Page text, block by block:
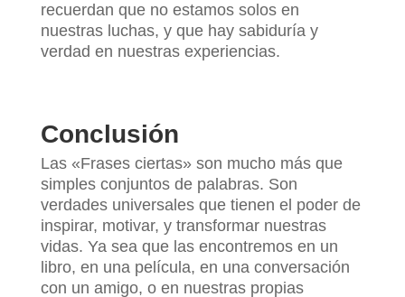
recuerdan que no estamos solos en
nuestras luchas, y que hay sabiduría y
verdad en nuestras experiencias.
Conclusión
Las «Frases ciertas» son mucho más que
simples conjuntos de palabras. Son
verdades universales que tienen el poder de
inspirar, motivar, y transformar nuestras
vidas. Ya sea que las encontremos en un
libro, en una película, en una conversación
con un amigo, o en nuestras propias